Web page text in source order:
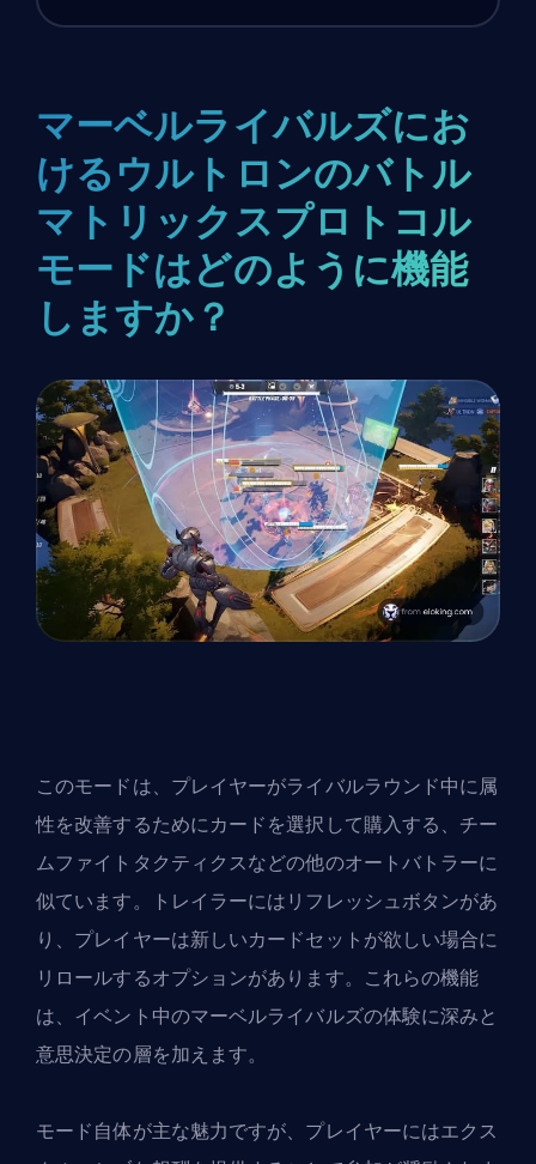
マーベルライバルズにお
けるウルトロンのバトル
マトリックスプロトコル
モードはどのように機能
しますか？
このモードは、プレイヤーがライバルラウンド中に属
性を改善するためにカードを選択して購入する、チー
ムファイトタクティクスなどの他のオートバトラーに
似ています。トレイラーにはリフレッシュボタンがあ
り、プレイヤーは新しいカードセットが欲しい場合に
リロールするオプションがあります。これらの機能
は、イベント中のマーベルライバルズの体験に深みと
意思決定の層を加えます。
モード自体が主な魅力ですが、プレイヤーにはエクス